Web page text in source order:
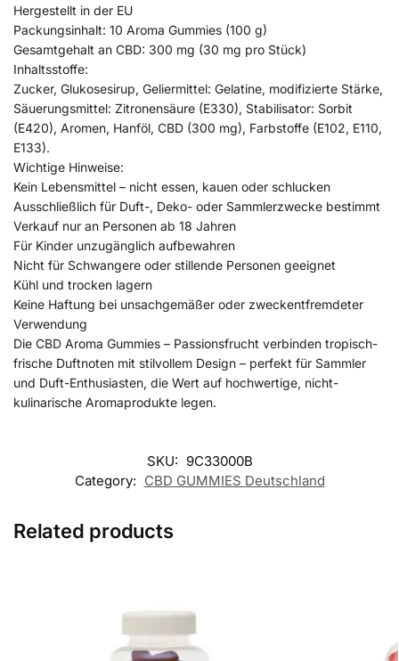
Hergestellt in der EU
Packungsinhalt: 10 Aroma Gummies (100 g)
Gesamtgehalt an CBD: 300 mg (30 mg pro Stück)
Inhaltsstoffe:
Zucker, Glukosesirup, Geliermittel: Gelatine, modifizierte Stärke,
Säuerungsmittel: Zitronensäure (E330), Stabilisator: Sorbit
(E420), Aromen, Hanföl, CBD (300 mg), Farbstoffe (E102, E110,
E133).
Wichtige Hinweise:
Kein Lebensmittel – nicht essen, kauen oder schlucken
Ausschließlich für Duft-, Deko- oder Sammlerzwecke bestimmt
Verkauf nur an Personen ab 18 Jahren
Für Kinder unzugänglich aufbewahren
Nicht für Schwangere oder stillende Personen geeignet
Kühl und trocken lagern
Keine Haftung bei unsachgemäßer oder zweckentfremdeter
Verwendung
Die CBD Aroma Gummies – Passionsfrucht verbinden tropisch-
frische Duftnoten mit stilvollem Design – perfekt für Sammler
und Duft-Enthusiasten, die Wert auf hochwertige, nicht-
kulinarische Aromaprodukte legen.
SKU: 9C33000B
Category: CBD GUMMIES Deutschland
Related products